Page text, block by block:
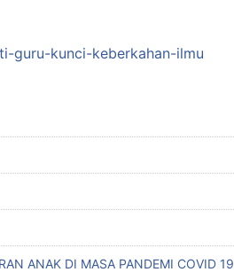
guru-kunci-keberkahan-ilmu
ANAK DI MASA PANDEMI COVID 19